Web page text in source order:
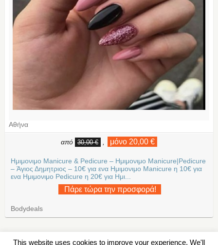
Αθήνα
από 30,00 € μόνο 20,00 €
Ημιμονιμο Manicure & Pedicure – Ημιμονιμο Manicure|Pedicure
– Άγιος Δημητριος – 10€ για ενα Ημιμονιμο Manicure η 10€ για
ενα Ημιμονιμο Pedicure η 20€ για Ημι...
Πάρε τώρα την προσφορά!
Bodydeals
This website uses cookies to improve your experience. We'll